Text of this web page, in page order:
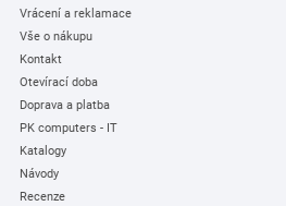
Vrácení a reklamace
Vše o nákupu
Kontakt
Otevírací doba
Doprava a platba
PK computers - IT
Katalogy
Návody
Recenze